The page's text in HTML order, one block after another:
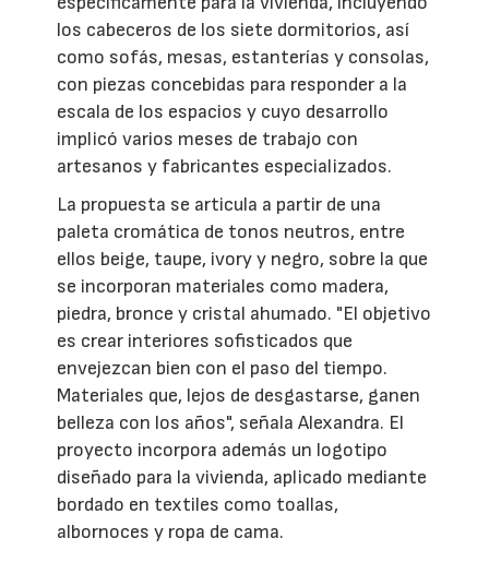
los cabeceros de los siete dormitorios, así
como sofás, mesas, estanterías y consolas,
con piezas concebidas para responder a la
escala de los espacios y cuyo desarrollo
implicó varios meses de trabajo con
artesanos y fabricantes especializados.
La propuesta se articula a partir de una
paleta cromática de tonos neutros, entre
ellos beige, taupe, ivory y negro, sobre la que
se incorporan materiales como madera,
piedra, bronce y cristal ahumado. "El objetivo
es crear interiores sofisticados que
envejezcan bien con el paso del tiempo.
Materiales que, lejos de desgastarse, ganen
belleza con los años", señala Alexandra. El
proyecto incorpora además un logotipo
diseñado para la vivienda, aplicado mediante
bordado en textiles como toallas,
albornoces y ropa de cama.